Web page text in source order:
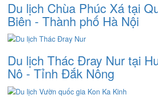
Du lịch Chùa Phúc Xá tại
Biên - Thành phố Hà Nội
Du lịch Thác Đray Nur tại
Nô - Tỉnh Đắk Nông